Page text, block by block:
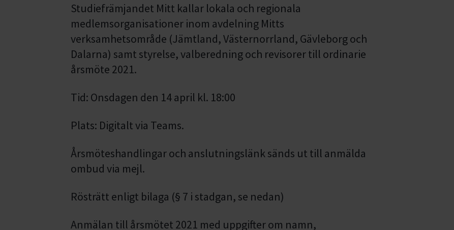
Studiefrämjandet Mitt kallar lokala och regionala
medlemsorganisationer inom avdelning Mitts
verksamhetsområde (Jämtland, Västernorrland, Gävleborg och
Dalarna) samt styrelse, valberedning och revisorer till ordinarie
årsmöte 2021.
Tid: Onsdagen den 14 april kl. 18:00
Plats: Digitalt via Teams.
Årsmöteshandlingar och anslutningslänk sänds ut till anmälda
ombud via mejl.
Rösträtt enligt bilaga (§ 7 i stadgan, se nedan)
Anmälan till årsmötet 2021 med uppgifter om namn,